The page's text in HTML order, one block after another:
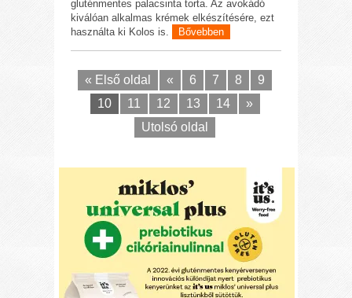
gluténmentes palacsinta torta. Az avokádó
kiválóan alkalmas krémek elkészítésére, ezt
használta ki Kolos is.
Bővebben
« Első oldal « 6 7 8
9
10
11 12 13 14
»
Utolsó oldal